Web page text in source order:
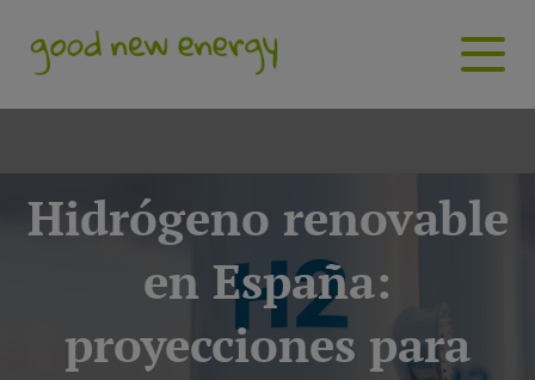
Hidrógeno renovable
en España:
proyecciones para